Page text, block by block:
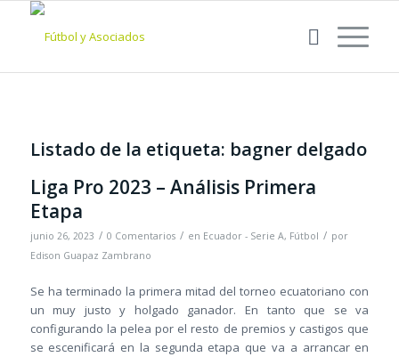
Listado de la etiqueta: bagner delgado
Liga Pro 2023 – Análisis Primera
Etapa
junio 26, 2023 / 0 Comentarios / en Ecuador - Serie A, Fútbol / por
Edison Guapaz Zambrano
Se ha terminado la primera mitad del torneo ecuatoriano con
un muy justo y holgado ganador. En tanto que se va
configurando la pelea por el resto de premios y castigos que
se escenificará en la segunda etapa que va a arrancar en